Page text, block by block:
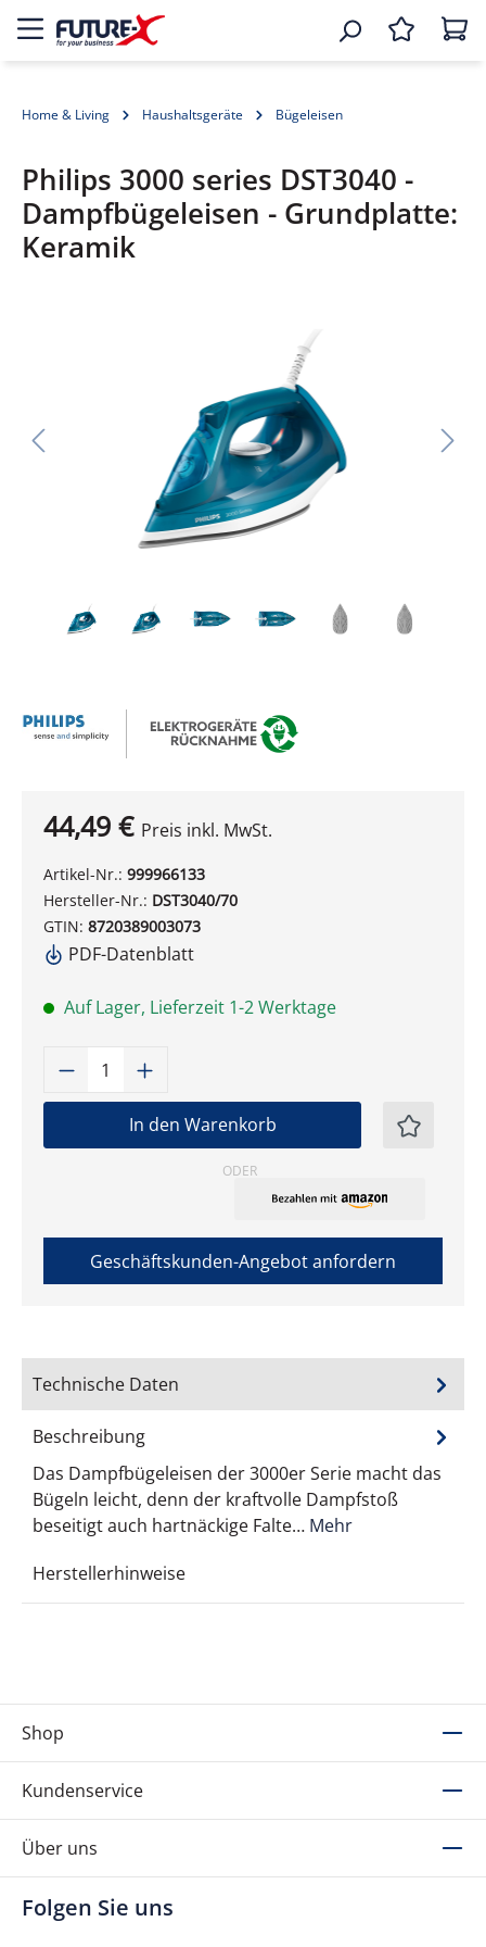
Home & Living Haushaltsgeräte Bügeleisen
Philips 3000 series DST3040 -
Dampfbügeleisen - Grundplatte:
Keramik
44,49 € Preis inkl. MwSt.
Artikel-Nr.: 999966133
Hersteller-Nr.: DST3040/70
GTIN: 8720389003073
PDF-Datenblatt
Auf Lager, Lieferzeit 1-2 Werktage
Produkt Anzahl: Gib den
In den Warenkorb
ODER
Geschäftskunden-Angebot anfordern
Technische Daten
Beschreibung
Das Dampfbügeleisen der 3000er Serie macht das
Bügeln leicht, denn der kraftvolle Dampfstoß
beseitigt auch hartnäckige Falte… Mehr
Herstellerhinweise
Shop
Kundenservice
Über uns
Folgen Sie uns